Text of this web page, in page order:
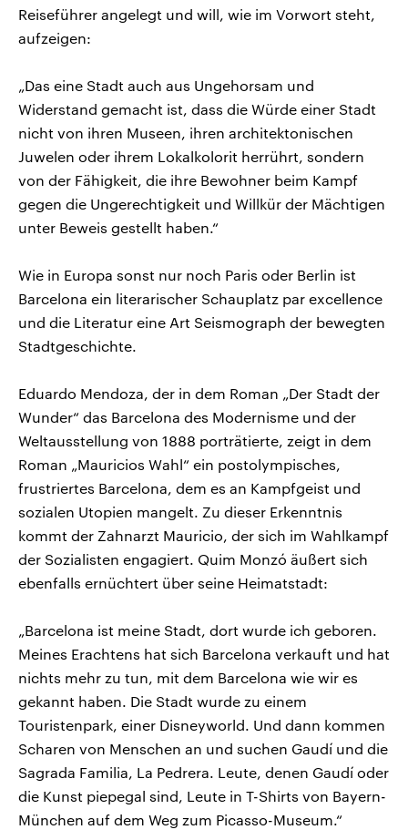
Reiseführer angelegt und will, wie im Vorwort steht,
aufzeigen:
„Das eine Stadt auch aus Ungehorsam und
Widerstand gemacht ist, dass die Würde einer Stadt
nicht von ihren Museen, ihren architektonischen
Juwelen oder ihrem Lokalkolorit herrührt, sondern
von der Fähigkeit, die ihre Bewohner beim Kampf
gegen die Ungerechtigkeit und Willkür der Mächtigen
unter Beweis gestellt haben.“
Wie in Europa sonst nur noch Paris oder Berlin ist
Barcelona ein literarischer Schauplatz par excellence
und die Literatur eine Art Seismograph der bewegten
Stadtgeschichte.
Eduardo Mendoza, der in dem Roman „Der Stadt der
Wunder“ das Barcelona des Modernisme und der
Weltausstellung von 1888 porträtierte, zeigt in dem
Roman „Mauricios Wahl“ ein postolympisches,
frustriertes Barcelona, dem es an Kampfgeist und
sozialen Utopien mangelt. Zu dieser Erkenntnis
kommt der Zahnarzt Mauricio, der sich im Wahlkampf
der Sozialisten engagiert. Quim Monzó äußert sich
ebenfalls ernüchtert über seine Heimatstadt:
„Barcelona ist meine Stadt, dort wurde ich geboren.
Meines Erachtens hat sich Barcelona verkauft und hat
nichts mehr zu tun, mit dem Barcelona wie wir es
gekannt haben. Die Stadt wurde zu einem
Touristenpark, einer Disneyworld. Und dann kommen
Scharen von Menschen an und suchen Gaudí und die
Sagrada Familia, La Pedrera. Leute, denen Gaudí oder
die Kunst piepegal sind, Leute in T-Shirts von Bayern-
München auf dem Weg zum Picasso-Museum.“